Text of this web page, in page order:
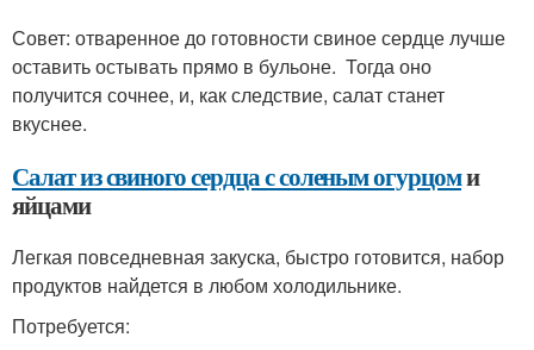
Совет: отваренное до готовности свиное сердце лучше
оставить остывать прямо в бульоне. Тогда оно
получится сочнее, и, как следствие, салат станет
вкуснее.
Салат из свиного сердца с соленым огурцоми
яйцами
Легкая повседневная закуска, быстро готовится, набор
продуктов найдется в любом холодильнике.
Потребуется: